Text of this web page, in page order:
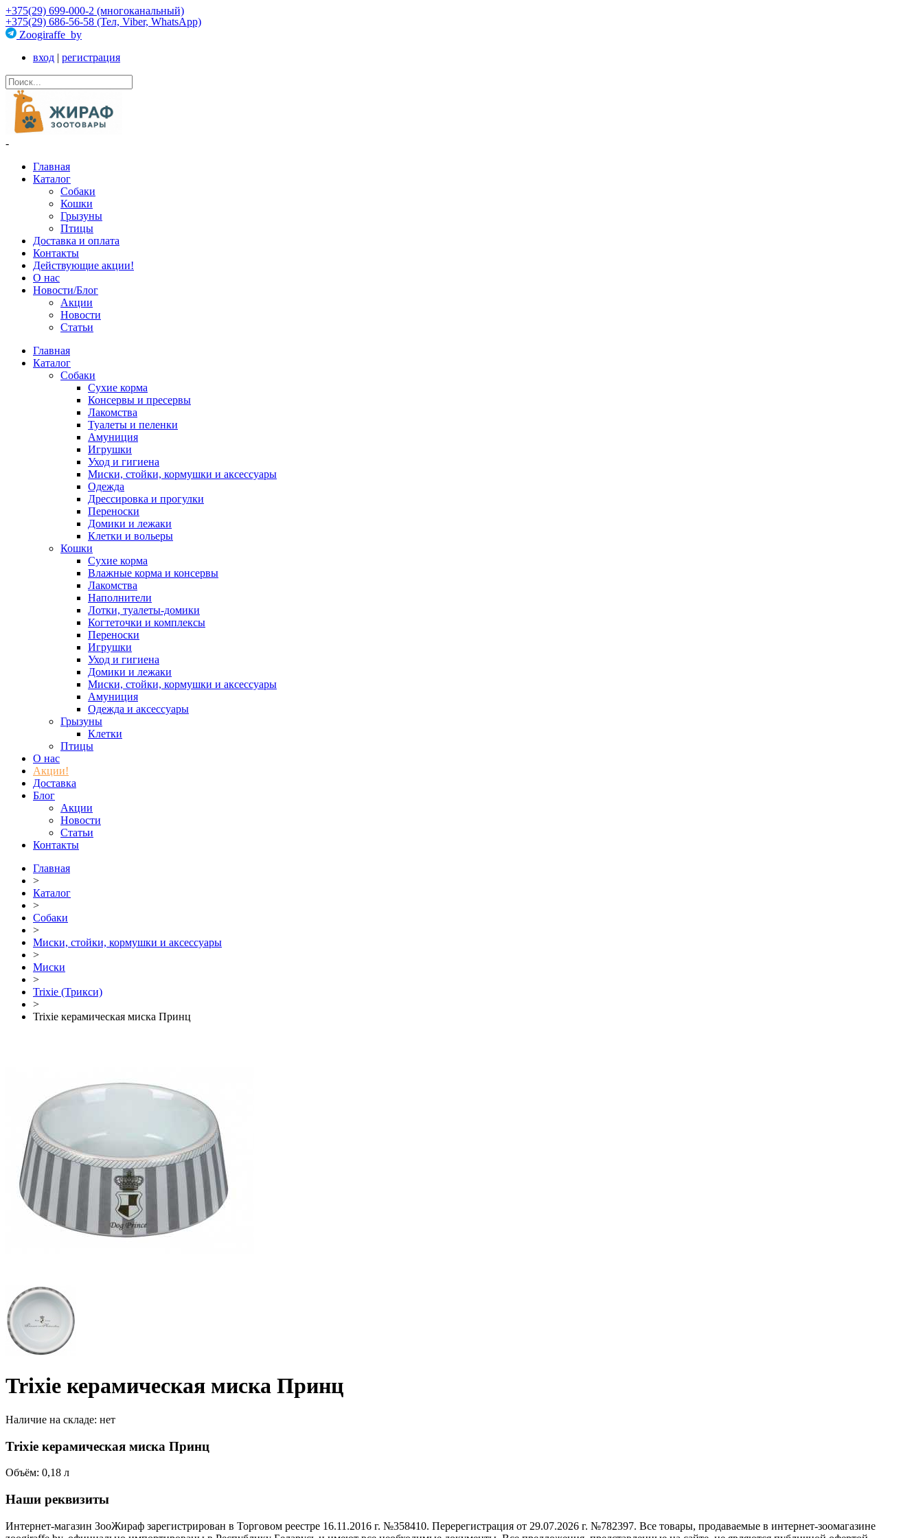
+375(29) 699-000-2 (многоканальный)
+375(29) 686-56-58 (Тел, Viber, WhatsApp)
Zoogiraffe_by
вход | регистрация
-
Главная
Каталог
Собаки
Кошки
Грызуны
Птицы
Доставка и оплата
Контакты
Действующие акции!
О нас
Новости/Блог
Акции
Новости
Статьи
Главная
Каталог
Собаки
Сухие корма
Консервы и пресервы
Лакомства
Туалеты и пеленки
Амуниция
Игрушки
Уход и гигиена
Миски, стойки, кормушки и аксессуары
Одежда
Дрессировка и прогулки
Переноски
Домики и лежаки
Клетки и вольеры
Кошки
Сухие корма
Влажные корма и консервы
Лакомства
Наполнители
Лотки, туалеты-домики
Когтеточки и комплексы
Переноски
Игрушки
Уход и гигиена
Домики и лежаки
Миски, стойки, кормушки и аксессуары
Амуниция
Одежда и аксессуары
Грызуны
Клетки
Птицы
О нас
Акции!
Доставка
Блог
Акции
Новости
Статьи
Контакты
Главная
>
Каталог
>
Собаки
>
Миски, стойки, кормушки и аксессуары
>
Миски
>
Trixie (Трикси)
>
Trixie керамическая миска Принц
Trixie керамическая миска Принц
Наличие на складе: нет
Trixie керамическая миска Принц
Объём: 0,18 л
Наши реквизиты
Интернет-магазин ЗооЖираф зарегистрирован в Торговом реестре 16.11.2016 г. №358410. Перерегистрация от 29.07.2026 г. №782397. Все товары, продаваемые в интернет-зоомагазине